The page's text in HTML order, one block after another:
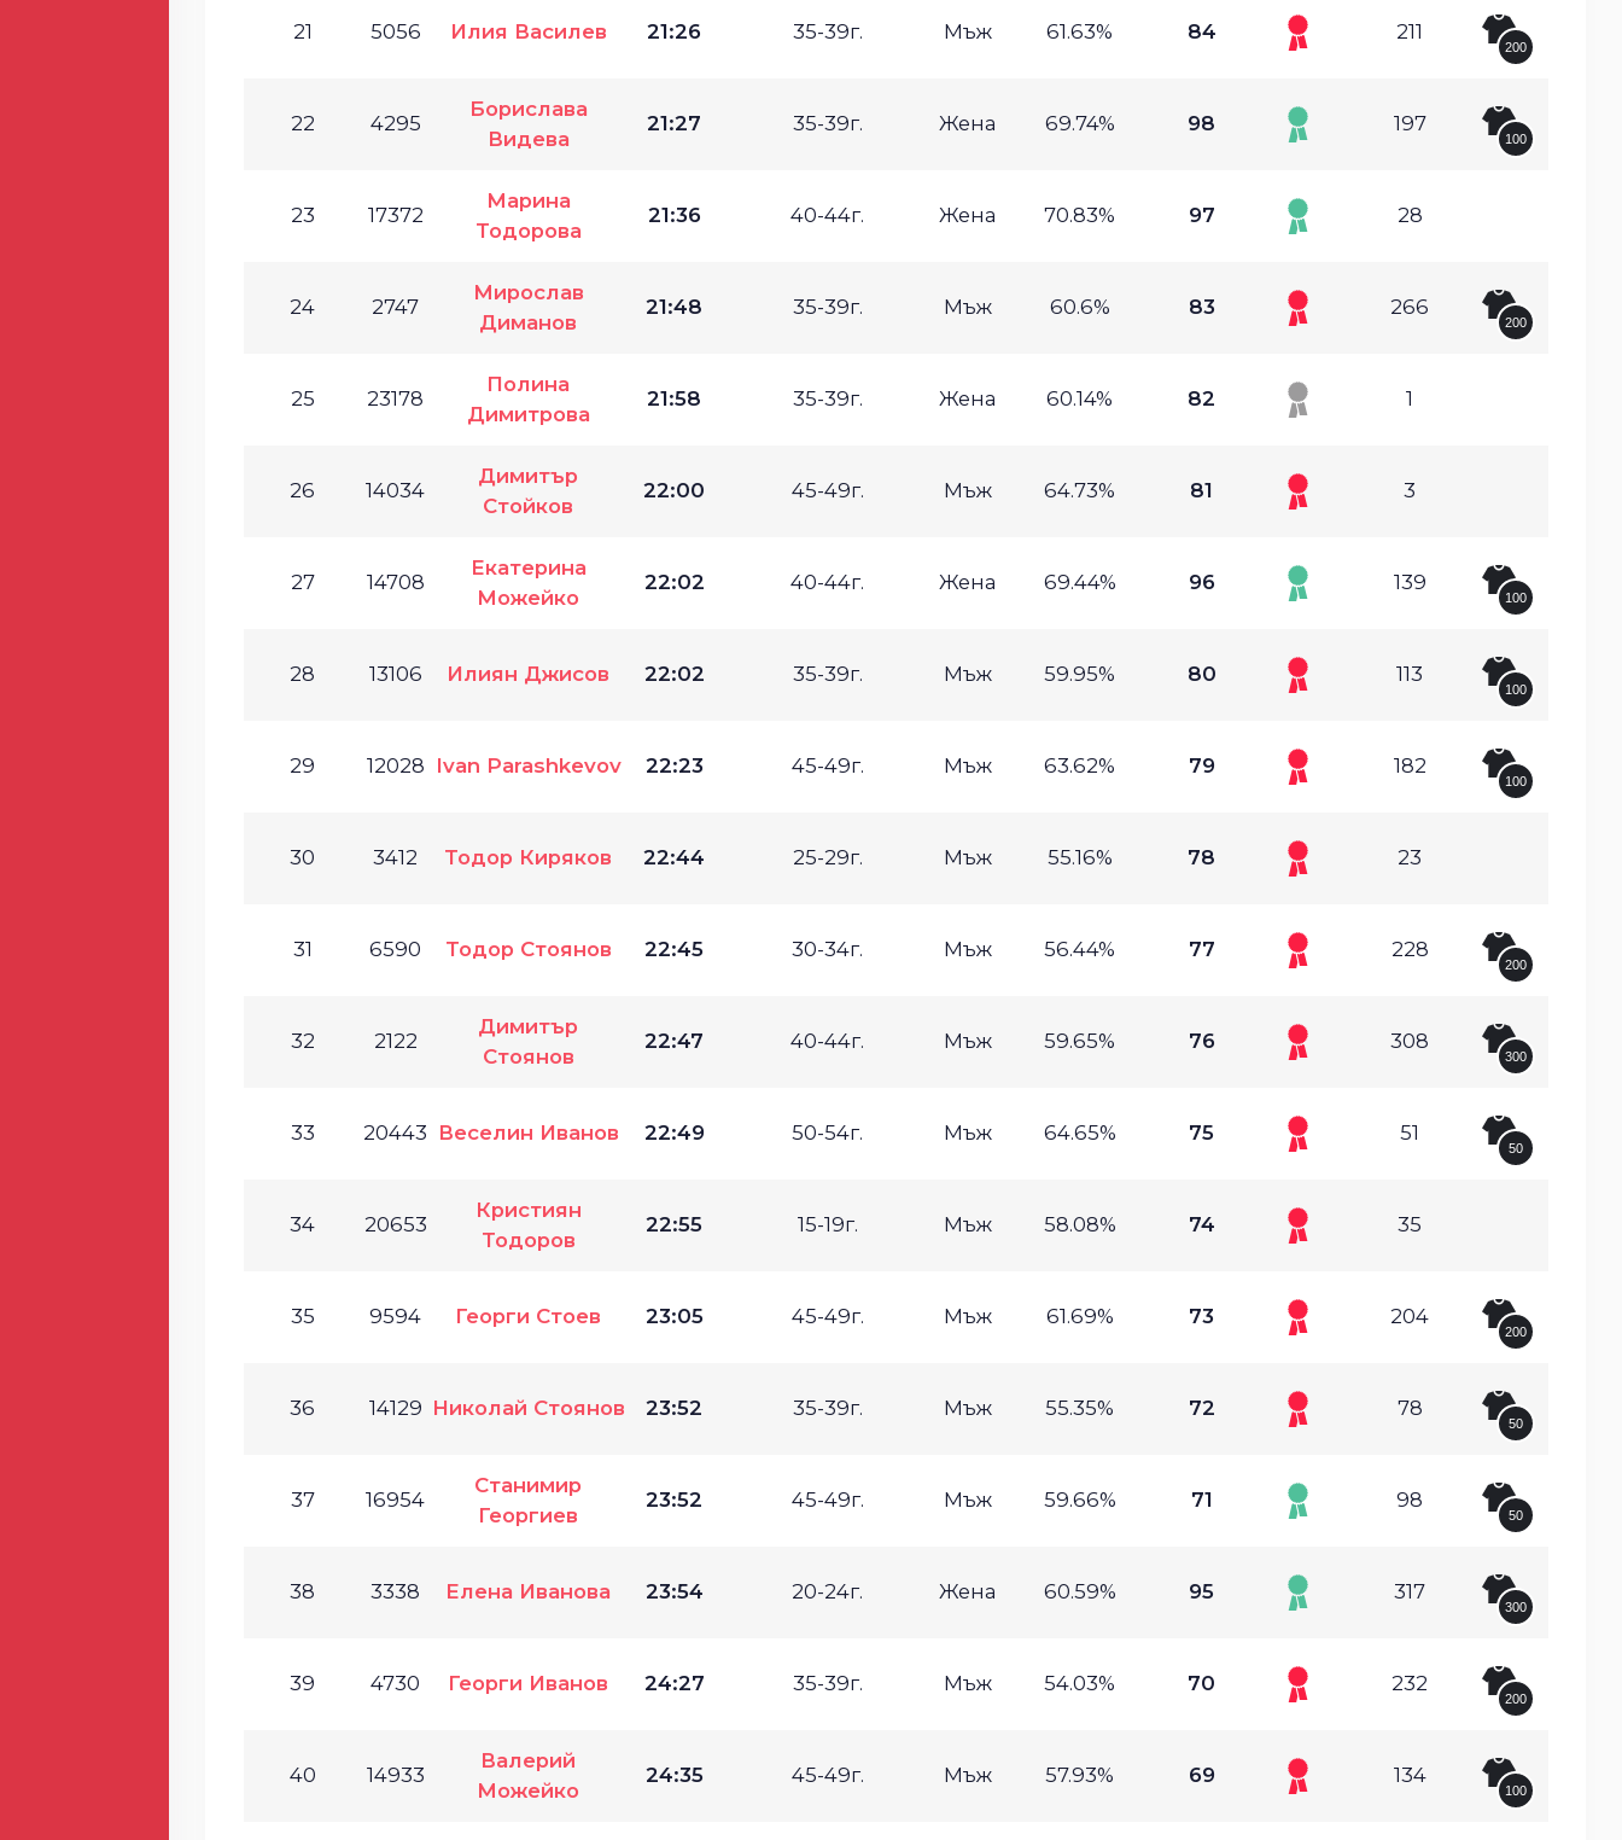
21 5056 Илия Василев 21:26 35-39г. Мъж 61.63% 84 211
200
22 4295
Борислава
Видева
21:27 35-39г. Жена 69.74% 98 197
100
23 17372
Марина
Тодорова
21:36 40-44г. Жена 70.83% 97 28
24 2747
Мирослав
Диманов
21:48 35-39г. Мъж 60.6% 83 266
200
25 23178
Полина
Димитрова
21:58 35-39г. Жена 60.14% 82 1
26 14034
Димитър
Стойков
22:00 45-49г. Мъж 64.73% 81 3
27 14708
Екатерина
Можейко
22:02 40-44г. Жена 69.44% 96 139
100
28 13106 Илиян Джисов 22:02 35-39г. Мъж 59.95% 80 113
100
29 12028 Ivan Parashkevov 22:23 45-49г. Мъж 63.62% 79 182
100
30 3412 Тодор Киряков 22:44 25-29г. Мъж 55.16% 78 23
31 6590 Тодор Стоянов 22:45 30-34г. Мъж 56.44% 77 228
200
32 2122
Димитър
Стоянов
22:47 40-44г. Мъж 59.65% 76 308
300
33 20443 Веселин Иванов 22:49 50-54г. Мъж 64.65% 75 51
50
34 20653
Кристиян
Тодоров
22:55 15-19г. Мъж 58.08% 74 35
35 9594 Георги Стоев 23:05 45-49г. Мъж 61.69% 73 204
200
36 14129 Николай Стоянов 23:52 35-39г. Мъж 55.35% 72 78
50
37 16954
Станимир
Георгиев
23:52 45-49г. Мъж 59.66% 71 98
50
38 3338 Елена Иванова 23:54 20-24г. Жена 60.59% 95 317
300
39 4730 Георги Иванов 24:27 35-39г. Мъж 54.03% 70 232
200
40 14933
Валерий
Можейко
24:35 45-49г. Мъж 57.93% 69 134
100